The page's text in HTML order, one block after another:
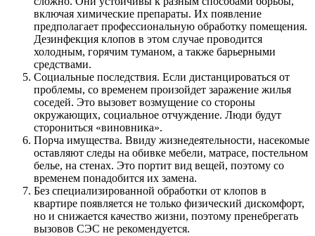
включая химические препараты. Их появление
предполагает профессиональную обработку помещения.
Дезинфекция клопов в этом случае проводится
холодным, горячим туманом, а также барьерными
средствами.
Социальные последствия. Если дистанцироваться от
проблемы, со временем произойдет заражение жилья
соседей. Это вызовет возмущение со стороны
окружающих, социальное отчуждение. Люди будут
сторониться «виновника».
Порча имущества. Ввиду жизнедеятельности, насекомые
оставляют следы на обивке мебели, матрасе, постельном
белье, на стенах. Это портит вид вещей, поэтому со
временем понадобится их замена.
Без специализированной обработки от клопов в
квартире появляется не только физический дискомфорт,
но и снижается качество жизни, поэтому пренебрегать
вызовов СЭС не рекомендуется.